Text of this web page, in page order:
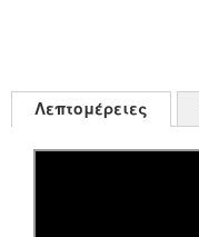
Λεπτομέρειες